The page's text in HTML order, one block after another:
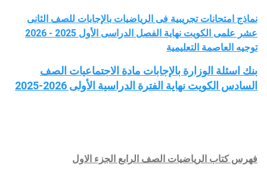
نماذج امتحانات تجريبية فى الرياضيات بالإجابات للصف الثانى
عشر علمى الكويت نهاية الفصل الدراسى الأول 2025 - 2026
توجيه العاصمة التعليمية
بنك اسئلة الوزارة بالإجابات مادة الاجتماعيات الصف
السادس الكويت نهاية الفترة الدراسية الأولى 2026-2025
فهرس كتابالرياضياتالصفالرابعالجزء الاول